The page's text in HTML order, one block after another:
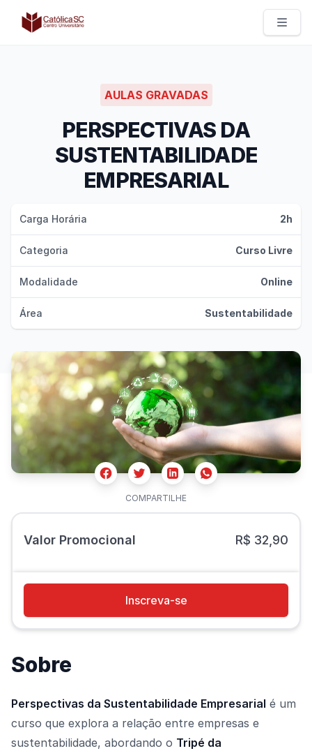
Católica SC | Experts
AULAS GRAVADAS
PERSPECTIVAS DA
SUSTENTABILIDADE
EMPRESARIAL
Carga Horária 2h
Categoria Curso Livre
Modalidade Online
Área Sustentabilidade
FacebookTwitterLinkedinWhatsapp
COMPARTILHE
Valor Promocional R$ 32,90
Inscreva-se
Sobre
Perspectivas da Sustentabilidade Empresarial é um
curso que explora a relação entre empresas e
sustentabilidade, abordando o Tripé da